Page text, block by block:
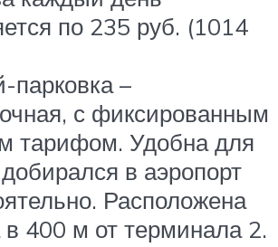
по 235 руб. (1014
парковка –
с фиксированным
тарифом. Удобна для
добирался в аэропорт
Расположена
в 400 м от терминала 2.